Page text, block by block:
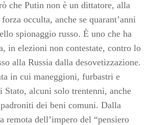
che Putin non è un dittatore, alla
occulta, anche se quarant’anni
spionaggio russo. È uno che ha
in elezioni non contestate, contro lo
alla Russia dalla desovetizzazione.
in cui maneggioni, furbastri e
alcuni solo trentenni, anche
dei beni comuni. Dalla
remota dell’impero del “pensiero